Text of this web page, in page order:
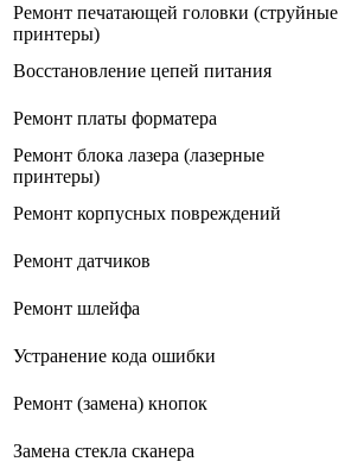
Ремонт печатающей головки (струйные
принтеры)
Восстановление цепей питания
Ремонт платы форматера
Ремонт блока лазера (лазерные
принтеры)
Ремонт корпусных повреждений
Ремонт датчиков
Ремонт шлейфа
Устранение кода ошибки
Ремонт (замена) кнопок
Замена стекла сканера